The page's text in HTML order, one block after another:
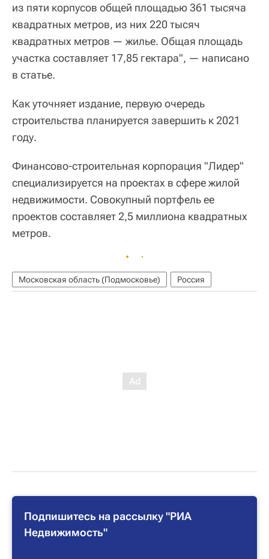
из пяти корпусов общей площадью 361 тысяча
квадратных метров, из них 220 тысяч
квадратных метров — жилье. Общая площадь
участка составляет 17,85 гектара", — написано
в статье.
Как уточняет издание, первую очередь
строительства планируется завершить к 2021
году.
Финансово-строительная корпорация "Лидер"
специализируется на проектах в сфере жилой
недвижимости. Совокупный портфель ее
проектов составляет 2,5 миллиона квадратных
метров.
Московская область (Подмосковье) Россия
Подпишитесь на рассылку "РИА
Недвижимость"